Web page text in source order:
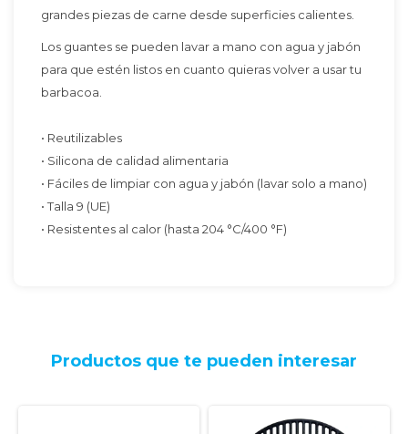
grandes piezas de carne desde superficies calientes.
Los guantes se pueden lavar a mano con agua y jabón
para que estén listos en cuanto quieras volver a usar tu
barbacoa.
• Reutilizables
• Silicona de calidad alimentaria
• Fáciles de limpiar con agua y jabón (lavar solo a mano)
• Talla 9 (UE)
• Resistentes al calor (hasta 204 °C/400 °F)
Productos que te pueden interesar